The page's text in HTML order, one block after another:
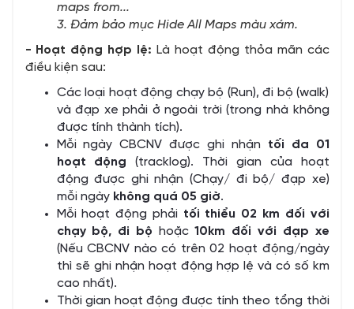
maps from...
3. Đảm bảo mục Hide All Maps màu xám.
- Hoạt động hợp lệ: Là hoạt động thỏa mãn các
điều kiện sau:
Các loại hoạt động chạy bộ (Run), đi bộ (walk)
và đạp xe phải ở ngoài trời (trong nhà không
được tính thành tích).
Mỗi ngày CBCNV được ghi nhận tối đa 01
hoạt động(tracklog). Thời gian của hoạt
động được ghi nhận (Chạy/ đi bộ/ đạp xe)
mỗi ngày không quá 05 giờ.
Mỗi hoạt động phải tối thiểu 02 km đối với
chạy bộ, đi bộ hoặc10km đối với đạp xe
(Nếu CBCNV nào có trên 02 hoạt động/ngày
thì sẽ ghi nhận hoạt động hợp lệ và có số km
cao nhất).
Thời gian hoạt động được tính theo tổng thời